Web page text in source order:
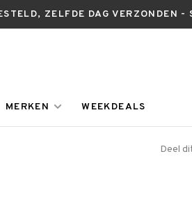
ZELFDE DAG VERZONDEN -
MERKEN WEEKDEALS
Deel